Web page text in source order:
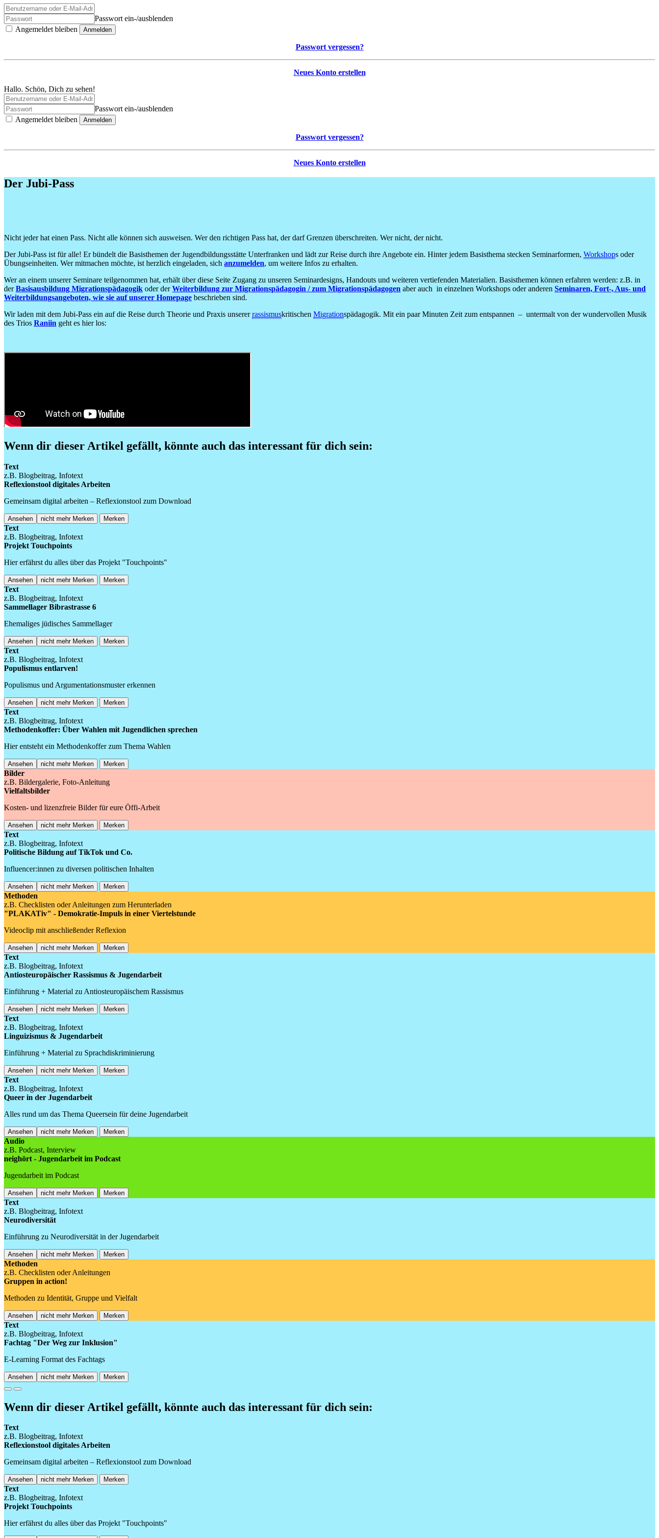
Passwort ein-/ausblenden
Angemeldet bleiben
Anmelden
Passwort vergessen?
Neues Konto erstellen
Hallo. Schön, Dich zu sehen!
Passwort ein-/ausblenden
Angemeldet bleiben
Anmelden
Passwort vergessen?
Neues Konto erstellen
Der Jubi-Pass
Nicht jeder hat einen Pass. Nicht alle können sich ausweisen. Wer den richtigen Pass hat, der darf Grenzen überschreiten. Wer nicht, der nicht.
Der Jubi-Pass ist für alle! Er bündelt die Basisthemen der Jugendbildungsstätte Unterfranken und lädt zur Reise durch ihre Angebote ein. Hinter jedem Basisthema stecken Seminarformen, Workshops oder
Übungseinheiten. Wer mitmachen möchte, ist herzlich eingeladen, sich anzumelden, um weitere Infos zu erhalten.
Wer an einem unserer Seminare teilgenommen hat, erhält über diese Seite Zugang zu unseren Seminardesigns, Handouts und weiteren vertiefenden Materialien. Basisthemen können erfahren werden: z.B. in
derBasisausbildung Migrationspädagogik oder derWeiterbildung zur Migrationspädagogin / zum Migrationspädagogen aber auch in einzelnen Workshops oder anderen Seminaren, Fort-, Aus- und
Weiterbildungsangeboten, wie sie auf unserer Homepage beschrieben sind.
Wir laden mit dem Jubi-Pass ein auf die Reise durch Theorie und Praxis unsererrassismuskritischen Migrationspädagogik. Mit ein paar Minuten Zeit zum entspannen – untermalt von der wundervollen Musik
des Trios Raniin geht es hier los:
Wenn dir dieser Artikel gefällt, könnte auch das interessant für dich sein:
Text
z.B. Blogbeitrag, Infotext
Reflexionstool digitales Arbeiten
Gemeinsam digital arbeiten – Reflexionstool zum Download
Ansehen nicht mehr Merken Merken
Text
z.B. Blogbeitrag, Infotext
Projekt Touchpoints
Hier erfährst du alles über das Projekt "Touchpoints"
Ansehen nicht mehr Merken Merken
Text
z.B. Blogbeitrag, Infotext
Sammellager Bibrastrasse 6
Ehemaliges jüdisches Sammellager
Ansehen nicht mehr Merken Merken
Text
z.B. Blogbeitrag, Infotext
Populismus entlarven!
Populismus und Argumentationsmuster erkennen
Ansehen nicht mehr Merken Merken
Text
z.B. Blogbeitrag, Infotext
Methodenkoffer: Über Wahlen mit Jugendlichen sprechen
Hier entsteht ein Methodenkoffer zum Thema Wahlen
Ansehen nicht mehr Merken Merken
Bilder
z.B. Bildergalerie, Foto-Anleitung
Vielfaltsbilder
Kosten- und lizenzfreie Bilder für eure Öffi-Arbeit
Ansehen nicht mehr Merken Merken
Text
z.B. Blogbeitrag, Infotext
Politische Bildung auf TikTok und Co.
Influencer:innen zu diversen politischen Inhalten
Ansehen nicht mehr Merken Merken
Methoden
z.B. Checklisten oder Anleitungen zum Herunterladen
"PLAKATiv" - Demokratie-Impuls in einer Viertelstunde
Videoclip mit anschließender Reflexion
Ansehen nicht mehr Merken Merken
Text
z.B. Blogbeitrag, Infotext
Antiosteuropäischer Rassismus & Jugendarbeit
Einführung + Material zu Antiosteuropäischem Rassismus
Ansehen nicht mehr Merken Merken
Text
z.B. Blogbeitrag, Infotext
Linguizismus & Jugendarbeit
Einführung + Material zu Sprachdiskriminierung
Ansehen nicht mehr Merken Merken
Text
z.B. Blogbeitrag, Infotext
Queer in der Jugendarbeit
Alles rund um das Thema Queersein für deine Jugendarbeit
Ansehen nicht mehr Merken Merken
Audio
z.B. Podcast, Interview
neighört - Jugendarbeit im Podcast
Jugendarbeit im Podcast
Ansehen nicht mehr Merken Merken
Text
z.B. Blogbeitrag, Infotext
Neurodiversität
Einführung zu Neurodiversität in der Jugendarbeit
Ansehen nicht mehr Merken Merken
Methoden
z.B. Checklisten oder Anleitungen
Gruppen in action!
Methoden zu Identität, Gruppe und Vielfalt
Ansehen nicht mehr Merken Merken
Text
z.B. Blogbeitrag, Infotext
Fachtag "Der Weg zur Inklusion"
E-Learning Format des Fachtags
Ansehen nicht mehr Merken Merken
Previous
Next
Wenn dir dieser Artikel gefällt, könnte auch das interessant für dich sein:
Text
z.B. Blogbeitrag, Infotext
Reflexionstool digitales Arbeiten
Gemeinsam digital arbeiten – Reflexionstool zum Download
Ansehen nicht mehr Merken Merken
Text
z.B. Blogbeitrag, Infotext
Projekt Touchpoints
Hier erfährst du alles über das Projekt "Touchpoints"